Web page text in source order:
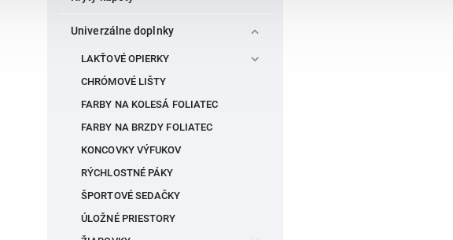
Univerzálne doplnky
LAKŤOVÉ OPIERKY
CHRÓMOVÉ LIŠTY
FARBY NA KOLESÁ FOLIATEC
FARBY NA BRZDY FOLIATEC
KONCOVKY VÝFUKOV
RÝCHLOSTNÉ PÁKY
ŠPORTOVÉ SEDAČKY
ÚLOŽNÉ PRIESTORY